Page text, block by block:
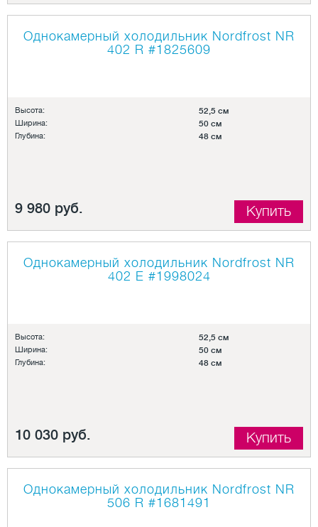
Однокамерный холодильник Nordfrost NR
402 R #1825609
Высота: 52,5 см
Ширина: 50 см
Глубина: 48 см
9 980 руб. Купить
Однокамерный холодильник Nordfrost NR
402 E #1998024
Высота: 52,5 см
Ширина: 50 см
Глубина: 48 см
10 030 руб. Купить
Однокамерный холодильник Nordfrost NR
506 R #1681491